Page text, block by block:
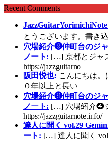
Recent Comments
とうございます。書き
穴場紹介❾仲町台のジ
ノート: […] 京都とジャ
https://jazzguitarno
阪田悦也: こんにちは。
０年以上と長い
穴場紹介❾仲町台のジ
ノート: […] 穴場紹介❹
https://jazzguitarnote.info/
達人に聞く vol.29
ート: […] 達人に聞く